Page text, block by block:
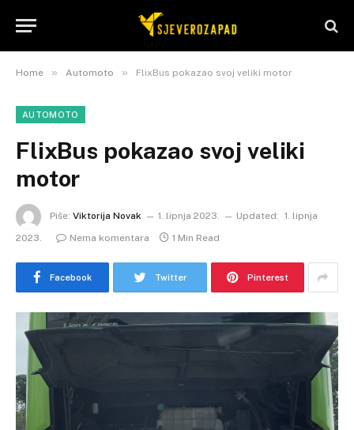
Home » Automoto » FlixBus pokazao svoj veliki motor
AUTOMOTO
FlixBus pokazao svoj veliki
motor
Piše: Viktorija Novak 1. lipnja 2023. Updated: 1. lipnja
2023.
Nema komentara 1 Min Read
Facebook Twitter Pinterest